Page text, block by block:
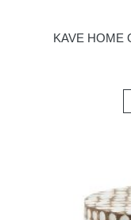
KAVE HOME